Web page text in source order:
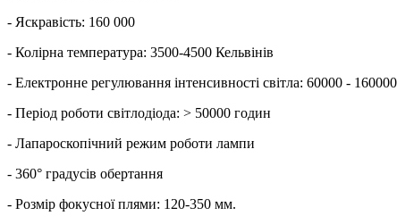
- Яскравість: 160 000
- Колірна температура: 3500-4500 Кельвінів
- Електронне регулювання інтенсивності світла: 60000 -
- Період роботи світлодіода: > 50000 годин
- Лапароскопічний режим роботи лампи
- 360° градусів обертання
- Розмір фокусної плями: 120-350 мм.